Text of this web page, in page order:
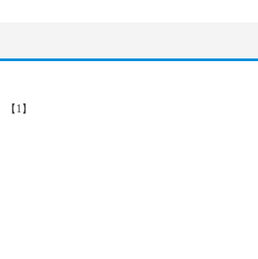
【1】